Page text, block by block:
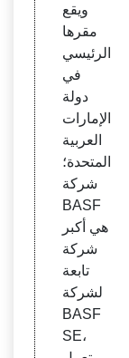
ف ال
صحي
ويقع
مقرها
الرئيسي
في
دولة
الإمارات
العربية
المتحدة؛
شركة
BASF
هي أكبر
شركة
تابعة
لشركة
BASF
SE،